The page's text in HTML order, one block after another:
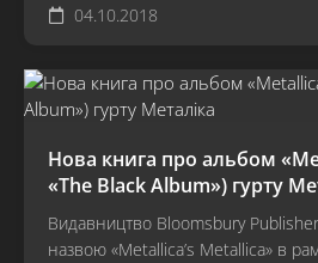
04.10.2018
Нова книга про альбом
«The Black Album») гурту
Видавництво Bloomsbury
назвою «Metallica’s Metallica» в